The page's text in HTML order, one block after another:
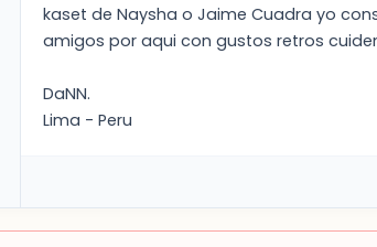
kaset de Naysha o Jaime Cuadra yo
amigos por aqui con gustos retros
DaNN.
Lima - Peru